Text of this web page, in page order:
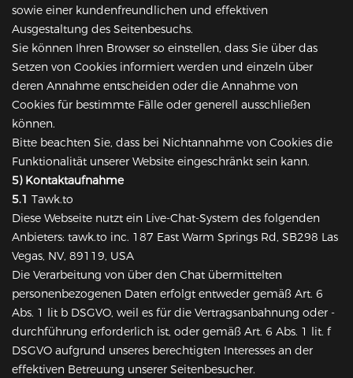
sowie einer kundenfreundlichen und effektiven
Ausgestaltung des Seitenbesuchs.
Sie können Ihren Browser so einstellen, dass Sie über das
Setzen von Cookies informiert werden und einzeln über
deren Annahme entscheiden oder die Annahme von
Cookies für bestimmte Fälle oder generell ausschließen
können.
Bitte beachten Sie, dass bei Nichtannahme von Cookies die
Funktionalität unserer Website eingeschränkt sein kann.
5) Kontaktaufnahme
5.1 Tawk.to
Diese Webseite nutzt ein Live-Chat-System des folgenden
Anbieters: tawk.to inc. 187 East Warm Springs Rd, SB298 Las
Vegas, NV, 89119, USA
Die Verarbeitung von über den Chat übermittelten
personenbezogenen Daten erfolgt entweder gemäß Art. 6
Abs. 1 lit b DSGVO, weil es für die Vertragsanbahnung oder -
durchführung erforderlich ist, oder gemäß Art. 6 Abs. 1 lit. f
DSGVO aufgrund unseres berechtigten Interesses an der
effektiven Betreuung unserer Seitenbesucher.